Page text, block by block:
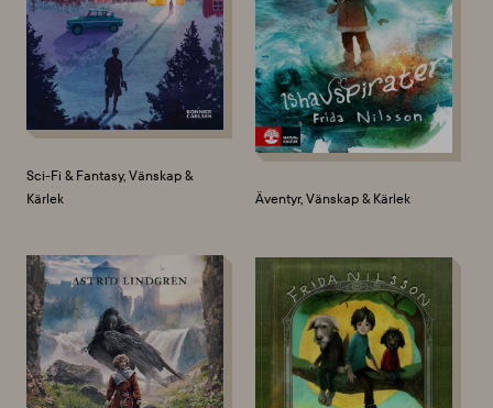
Sci-Fi & Fantasy, Vänskap &
Kärlek
Äventyr, Vänskap & Kärlek